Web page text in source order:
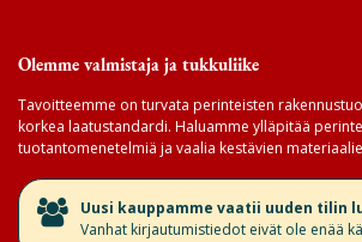
Olemme valmistaja ja tukkuliike
Tavoitteemme on turvata perinteisten
korkea laatustandardi. Haluamme ylläpitää
tuotantomenetelmiä ja vaalia kestävien
​Uusi kauppamme vaatii uuden tilin
Vanhat kirjautumistiedot eivät ole enää